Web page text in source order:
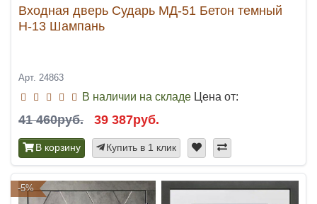
Входная дверь Сударь МД-51 Бетон темный
Н-13 Шампань
Арт. 24863
В наличии на складе Цена от:
41 460руб. 39 387руб.
В корзину Купить в 1 клик
-5%